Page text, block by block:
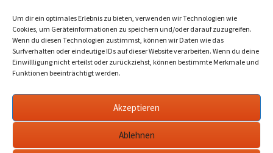
Um dir ein optimales Erlebnis zu bieten, verwenden wir Technologien wie
Cookies, um Geräteinformationen zu speichern und/oder darauf zuzugreifen.
Wenn du diesen Technologien zustimmst, können wir Daten wie das
Surfverhalten oder eindeutige IDs auf dieser Website verarbeiten. Wenn du deine
Einwillligung nicht erteilst oder zurückziehst, können bestimmte Merkmale und
Funktionen beeinträchtigt werden.
Akzeptieren
Ablehnen
Suchen
nach: